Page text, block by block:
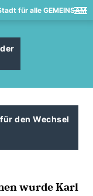
für alle GEMEINSAM
den Wechsel
wurde Karl